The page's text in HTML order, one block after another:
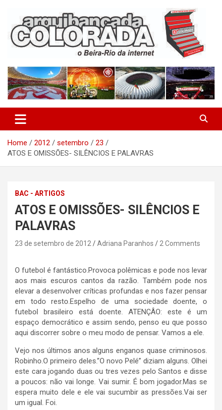
content
Arquibancada Colorada
Home 2012 setembro
23
ATOS E OMISSÕES- SILÊNCIOS E PALAVRAS
BAC - ARTIGOS
ATOS E OMISSÕES- SILÊNCIOS E
PALAVRAS
23 de setembro de 2012 Adriana Paranhos 2 Comments
O futebol é fantástico.Provoca polêmicas e pode nos levar
aos mais escuros cantos da razão. Também pode nos
elevar a desenvolver críticas profundas e nos fazer pensar
em todo resto.Espelho de uma sociedade doente, o
futebol brasileiro está doente. ATENÇÂO: este é um
espaço democrático e assim sendo, penso eu que posso
aqui discorrer sobre o meu modo de pensar. Vamos a ele.
Vejo nos últimos anos alguns enganos quase criminosos.
Robinho.O primeiro deles.”O novo Pelé” diziam alguns. Olhei
este cara jogando duas ou tres vezes pelo Santos e disse
a poucos: não vai longe. Vai sumir. É bom jogador.Mas se
espera muito dele e ele vai sucumbir as pressões.Vai ser
um igual. Foi.